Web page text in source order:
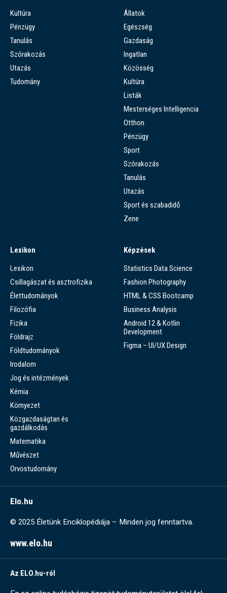
Kultúra
Pénzügy
Tanulás
Szórakozás
Utazás
Tudomány
Állatok
Egészség
Gazdaság
Ingatlan
Közösség
Kultúra
Listák
Mesterséges Intelligencia
Otthon
Pénzügy
Sport
Szórakozás
Tanulás
Utazás
Sport és szabadidő
Zene
Lexikon
Lexikon
Csillagászat és asztrofizika
Élettudományok
Filozófia
Fizika
Földrajz
Földtudományok
Irodalom
Jog és intézmények
Kémia
Környezet
Közgazdaságtan és
gazdálkodás
Matematika
Művészet
Orvostudomány
Képzések
Statistics Data Science
Fashion Photography
HTML & CSS Bootcamp
Business Analysis
Android 12 & Kotlin
Development
Figma – UI/UX Design
Elo.hu
© 2025 Életünk Enciklopédiája – Minden jog fenntartva.
www.elo.hu
Az ELO.hu-ról